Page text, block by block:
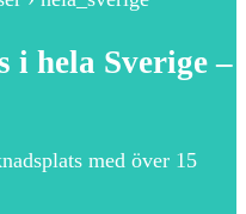
i hela Sverige –
med över 15